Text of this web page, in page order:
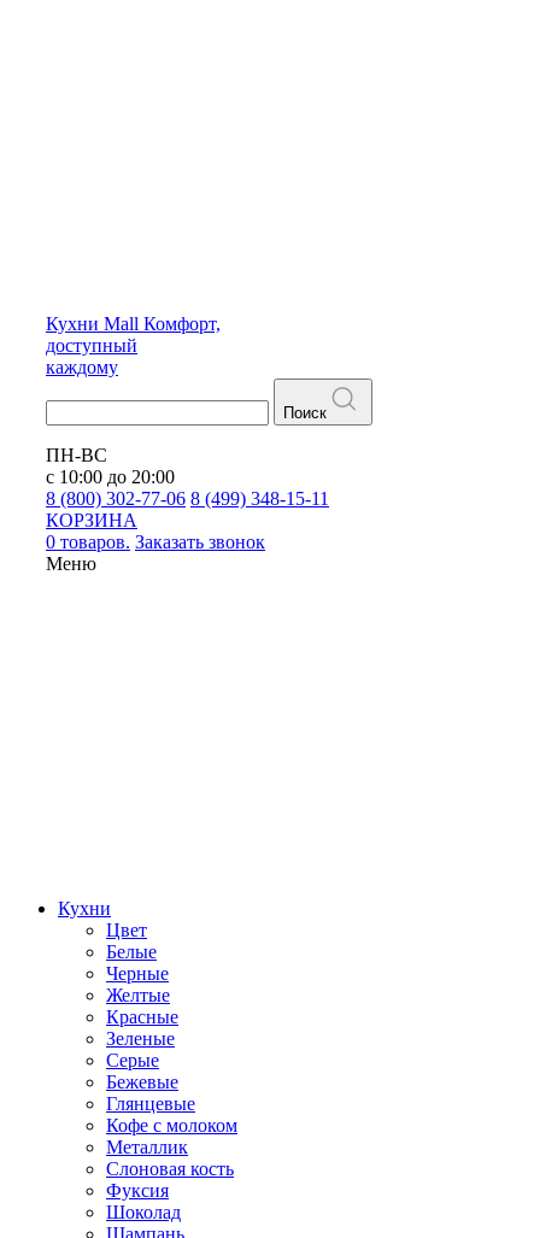
Кухни Mall Комфорт,
доступный
каждому
Поиск
ПН-ВС
с 10:00 до 20:00
8 (800) 302-77-06 8 (499) 348-15-11
КОРЗИНА
0 товаров. Заказать звонок
Меню
Кухни
Цвет
Белые
Черные
Желтые
Красные
Зеленые
Серые
Бежевые
Глянцевые
Кофе с молоком
Металлик
Слоновая кость
Фуксия
Шоколад
Шампань